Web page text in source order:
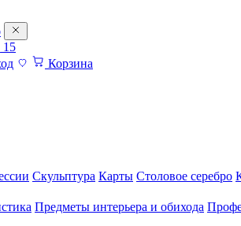
15
Корзина
Скульптура Карты Столовое серебро
Предметы интерьера и обихода